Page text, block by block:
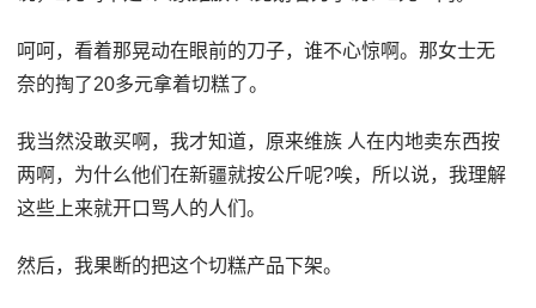
呵呵，看着那晃动在眼前的刀子，谁不心惊啊。那女士无
奈的掏了20多元拿着切糕了。
我当然没敢买啊，我才知道，原来维族 人在内地卖东西按
两啊，为什么他们在新疆就按公斤呢?唉，所以说，我理解
这些上来就开口骂人的人们。
然后，我果断的把这个切糕产品下架。